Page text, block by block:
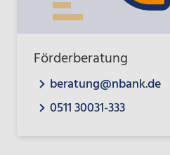
Förderberatung
beratung@nbank.de
0511 30031-333